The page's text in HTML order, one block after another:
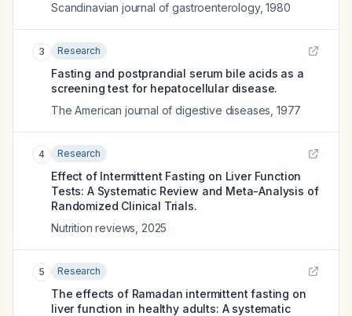
Scandinavian journal of gastroenterology,1980
3 Research
Fasting and postprandial serum bile acids as a
screening test for hepatocellular disease.
The American journal of digestive diseases 1977
4 Research
Effect of Intermittent Fasting on Liver Function
Tests: A Systematic Review and Meta-Analysis of
Randomized Clinical Trials.
Nutrition reviews 2025
5 Research
The effects of Ramadan intermittent fasting on
liver function in healthy adults: A systematic